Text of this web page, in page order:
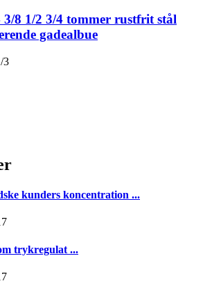
3/8 1/2 3/4 tommer rustfrit stål
gadealbue
3
kunders koncentration ...
trykregulat ...